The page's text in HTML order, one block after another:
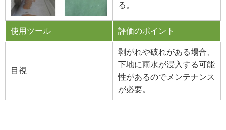
る。
使用ツール 評価のポイント
目視
剥がれや破れがある場合、
下地に雨水が浸入する可能
性があるのでメンテナンス
が必要。